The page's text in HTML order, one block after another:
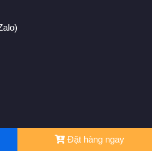
Đặt hàng ngay